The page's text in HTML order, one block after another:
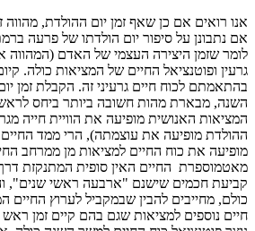
אנו רואים אם כן שאף זמן יום ההולדת, מהווה
אם נתבונן על סיפור יום הולדתו של פרעה
לומר שזמן היצירה העצמי של האדם (המהווה
גרעין ופוטנציאל החיים של המציאות כולה.
בהתאמתם לכוח חיים גרעיני זה. הקבלת זמן
השנה, מבארת מהות חשובה ביותר ביחס
המציאות האנושית מופיעה את הוויית חייה
ההולדת מופיעה את עוצמתה), הרי ממד
מופיעה את כוח החיים למציאות מן ממרחב
מאטמוספרת החיים האין סופית המתנקזת
קביעת חכמים שישנם "ארבעה ראשי שנים",
כולם, מחייבים להבין שבמקביל לערוץ החיים
חיים נוספים למציאות שגם בהם קיים זמן ראש